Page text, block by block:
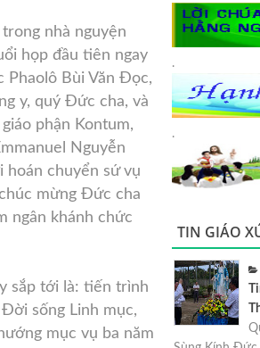
nhà nguyện
họp đầu tiên ngay
Phaolô Bùi Văn Đọc,
y, quý Đức cha, và
phận Kontum,
Nguyễn
hoán chuyển sứ vụ
mừng Đức cha
ngân khánh chức
sắp tới là: tiến trình
sống Linh mục,
mục vụ ba năm
.
.
TIN GIÁO